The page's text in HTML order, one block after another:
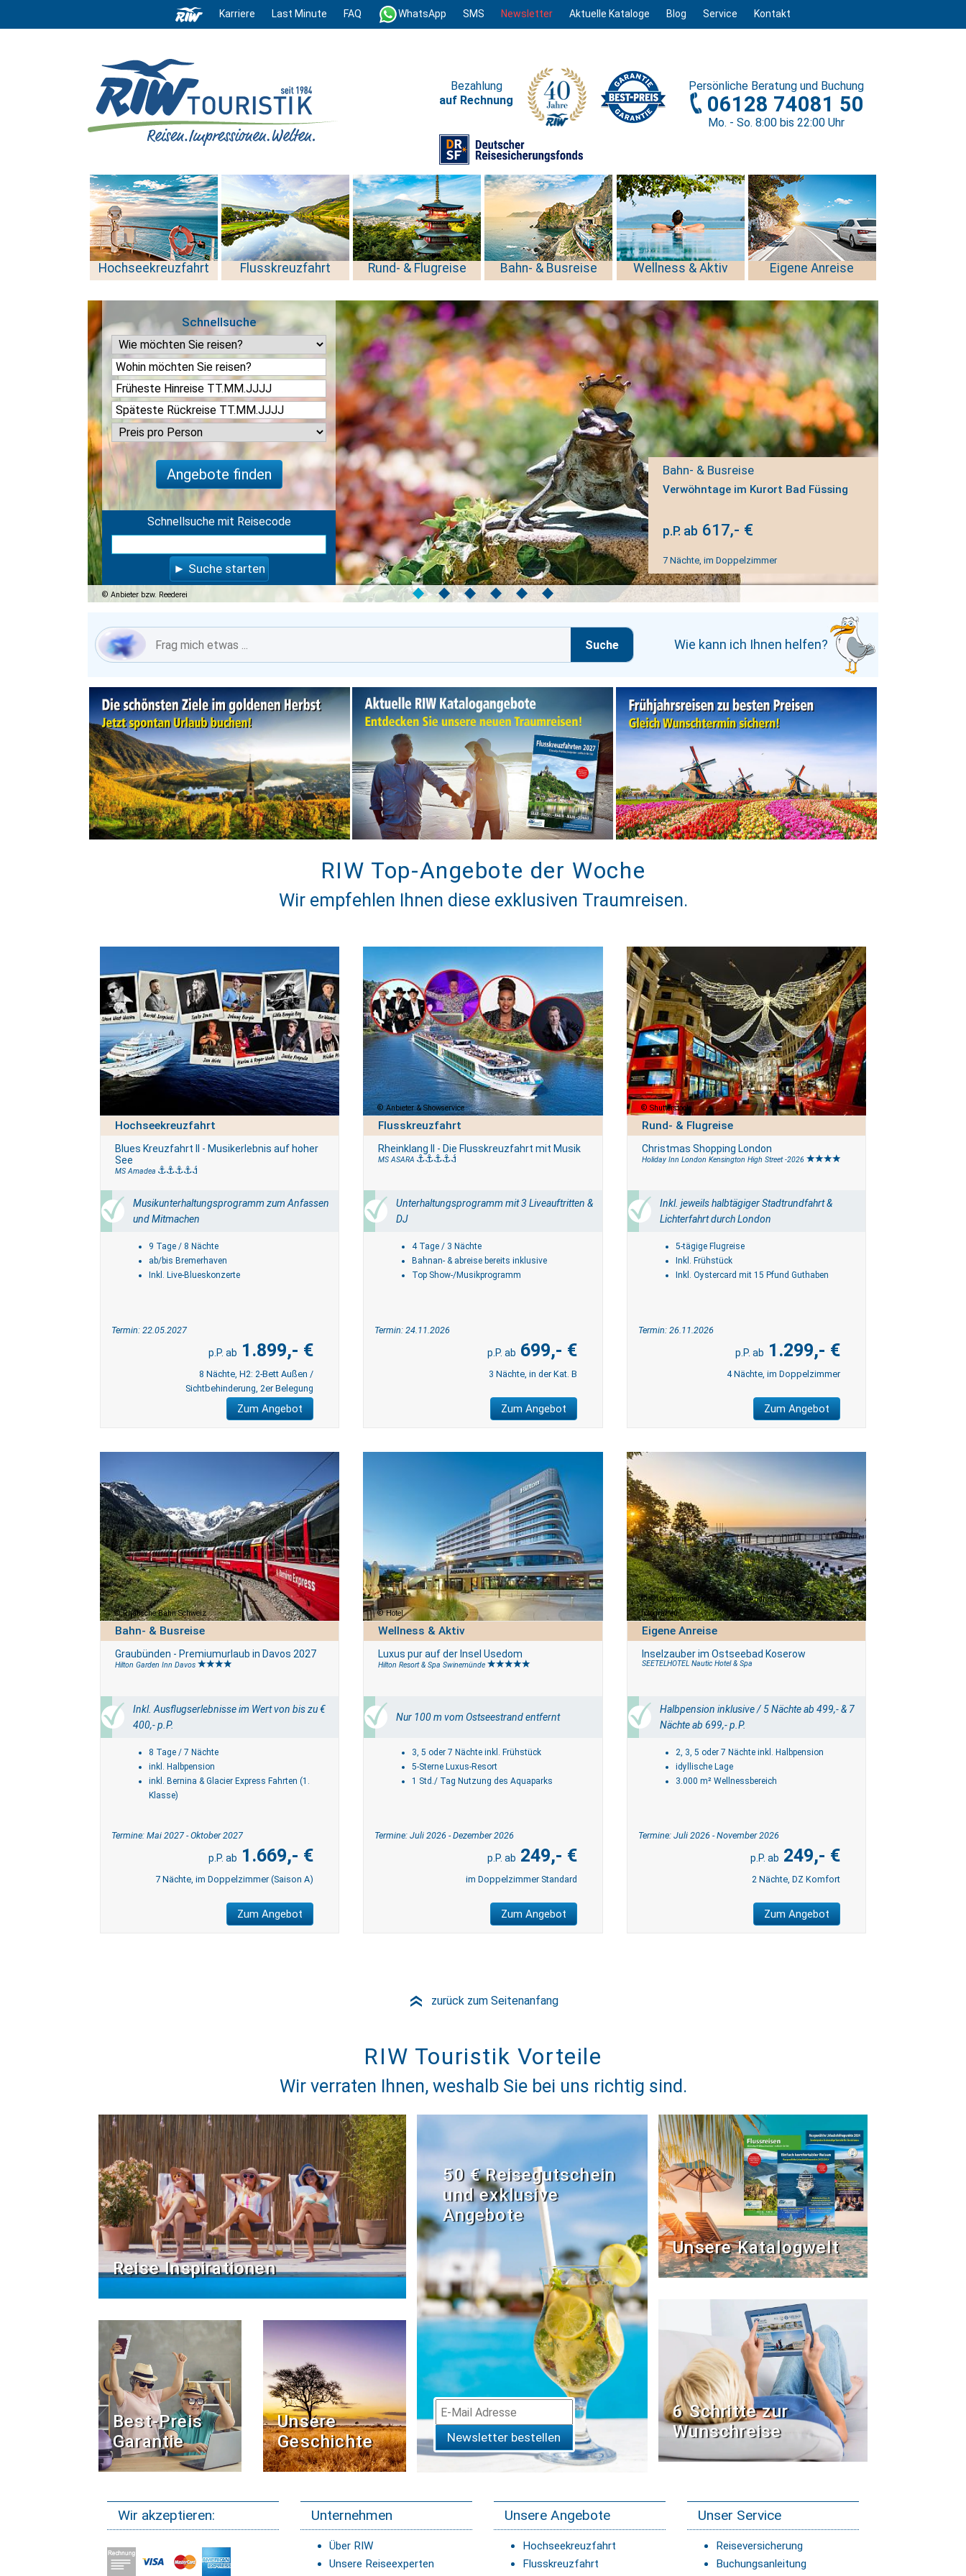
Karriere Last Minute FAQ WhatsApp SMS Newsletter Aktuelle Kataloge Blog Service Kontakt
Persönliche Beratung und Buchung
06128 74081 50
Mo. - So. 8:00 bis 22:00 Uhr
Bezahlung
auf Rechnung
Hochseekreuzfahrt Flusskreuzfahrt Rund- & Flugreise Bahn- & Busreise Wellness & Aktiv Eigene Anreise
Schnellsuche
Angebote finden
Schnellsuche mit Reisecode
Suche starten
Anbieter bzw. Reederei
Bahn- & Busreise
Verwöhntage im Kurort Bad Füssing
p.P. ab 617,- €
7 Nächte, im Doppelzimmer
◆ ◆ ◆ ◆ ◆ ◆
Suche Wie kann ich Ihnen helfen?
RIW Top-Angebote der Woche
Wir empfehlen Ihnen diese exklusiven Traumreisen.
Hochseekreuzfahrt
Blues Kreuzfahrt II - Musikerlebnis auf hoher
See
MS Amadea
Musikunterhaltungsprogramm zum Anfassen
und Mitmachen
9 Tage / 8 Nächte
ab/bis Bremerhaven
Inkl. Live-Blueskonzerte
Termin: 22.05.2027
1.899,- €
8 Nächte, H2: 2-Bett Außen /
Sichtbehinderung, 2er Belegung
Zum Angebot
Anbieter & Showservice
Flusskreuzfahrt
Rheinklang II - Die Flusskreuzfahrt mit Musik
MS ASARA
Unterhaltungsprogramm mit 3 Liveauftritten &
DJ
4 Tage / 3 Nächte
Bahnan- & abreise bereits inklusive
Top Show-/Musikprogramm
Termin: 24.11.2026
699,- €
3 Nächte, in der Kat. B
Zum Angebot
Shutterstock
Rund- & Flugreise
Christmas Shopping London
Holiday Inn London Kensington High Street -2026
Inkl. jeweils halbtägiger Stadtrundfahrt &
Lichterfahrt durch London
5-tägige Flugreise
Inkl. Frühstück
Inkl. Oystercard mit 15 Pfund Guthaben
Termin: 26.11.2026
1.299,- €
4 Nächte, im Doppelzimmer
Zum Angebot
Rhätische Bahn Schweiz
Bahn- & Busreise
Graubünden - Premiumurlaub in Davos 2027
Hilton Garden Inn Davos
Inkl. Ausflugserlebnisse im Wert von bis zu €
400,- p.P.
8 Tage / 7 Nächte
inkl. Halbpension
inkl. Bernina & Glacier Express Fahrten (1.
Klasse)
Termine: Mai 2027 - Oktober 2027
1.669,- €
7 Nächte, im Doppelzimmer (Saison A)
Zum Angebot
Hotel
Wellness & Aktiv
Luxus pur auf der Insel Usedom
Hilton Resort & Spa Swinemünde
Nur 100 m vom Ostseestrand entfernt
3, 5 oder 7 Nächte inkl. Frühstück
5-Sterne Luxus-Resort
1 Std./ Tag Nutzung des Aquaparks
Termine: Juli 2026 - Dezember 2026
249,- €
im Doppelzimmer Standard
Zum Angebot
©Usedom Tourismus GmbH_Andreas Dumke_insel-
fotograf.eu
Eigene Anreise
Inselzauber im Ostseebad Koserow
SEETELHOTEL Nautic Hotel & Spa
Halbpension inklusive / 5 Nächte ab 499,- & 7
Nächte ab 699,- p.P.
2, 3, 5 oder 7 Nächte inkl. Halbpension
idyllische Lage
3.000 m² Wellnessbereich
Termine: Juli 2026 - November 2026
249,- €
2 Nächte, DZ Komfort
Zum Angebot
» zurück zum Seitenanfang
RIW Touristik Vorteile
Wir verraten Ihnen, weshalb Sie bei uns richtig sind.
Reise Inspirationen
Best-Preis
Garantie
Unsere
Geschichte
50 € Reisegutschein
und exklusive
Angebote
Newsletter bestellen
Unsere Katalogwelt
6 Schritte zur
Wunschreise
Wir akzeptieren: Unternehmen
Über RIW
Unsere Reiseexperten
Unsere Angebote
Hochseekreuzfahrt
Flusskreuzfahrt
Unser Service
Reiseversicherung
Buchungsanleitung